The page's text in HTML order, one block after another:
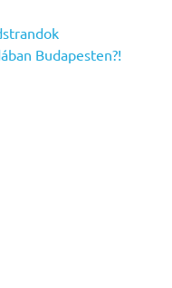
Budapesten?!